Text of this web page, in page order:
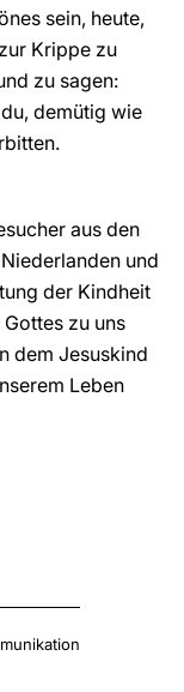
sein, heute,
Krippe zu
zu sagen:
demütig wie
aus den
und
der Kindheit
zu uns
dem Jesuskind
Leben